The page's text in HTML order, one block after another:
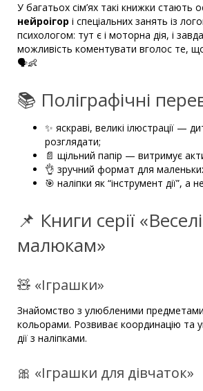
У багатьох сім’ях такі книжки стають
нейроігор і спеціальних занять із
психологом: тут є і моторна дія, і
можливість коментувати вголос те,
🗣️👶
📚 Поліграфічні
✨ яскраві, великі ілюстрації —
розглядати;
📄 щільний папір — витримує
👌 зручний формат для
🎯 наліпки як “інструмент дії”, а
📌 Книги серії
малюкам»
🧸 «Іграшки»
Знайомство з улюбленими
кольорами. Розвиває координацію та
дії з наліпками.
🎀 «Іграшки для дівчаток»